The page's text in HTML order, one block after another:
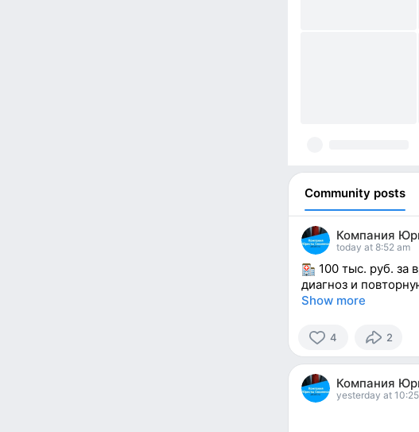
Community posts
Компания
today at 8:52 am
100 тыс. руб. за
диагноз и
Show more
4
4
reacted
2
Компания
yesterday at